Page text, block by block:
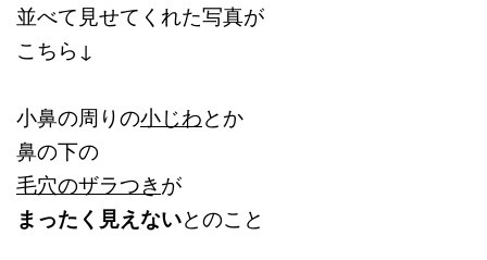
並べて見せてくれた写真が
こちら↓
小鼻の周りの小じわとか
鼻の下の
毛穴のザラつきが
まったく見えないとのこと